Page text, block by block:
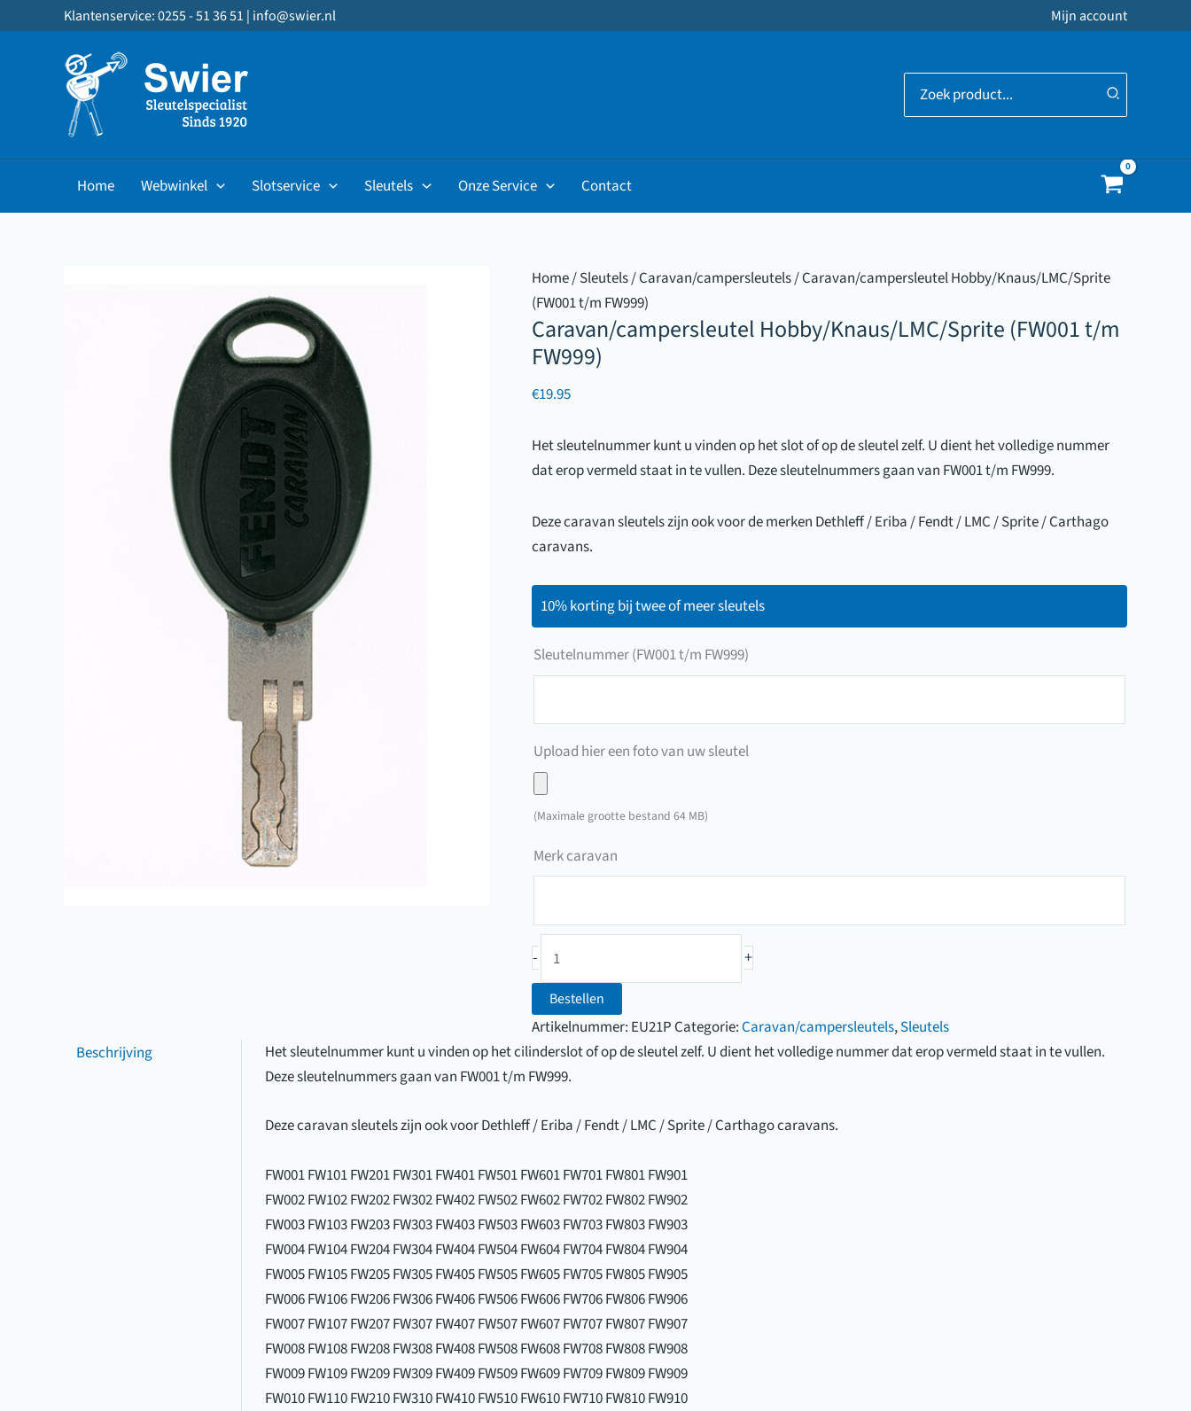
naar
Klantenservice: 0255 - 51 36 51 | info@swier.nl Mijn account
Zoeken
naar:
Home Webwinkel Slotservice Sleutels Onze Service Contact
Home/Sleutels/Caravan/campersleutels/ Caravan/campersleutel Hobby/Knaus/LMC/Sprite
(FW001 t/m FW999)
Caravan/campersleutel Hobby/Knaus/LMC/Sprite (FW001 t/m
FW999)
€19.95
Het sleutelnummer kunt u vinden op het slot of op de sleutel zelf. U dient het volledige nummer
dat erop vermeld staat in te vullen. Deze sleutelnummers gaan van FW001 t/m FW999.
Deze caravan sleutels zijn ook voor de merken Dethleff / Eriba / Fendt / LMC / Sprite / Carthago
caravans.
10% korting bij twee of meer sleutels
Sleutelnummer (FW001 t/m FW999)
FW999)
Upload hier een foto van uw sleutel
hier
foto
van
sleutel
(Maximale grootte bestand 64 MB)
Merk caravan
-
Hobby/Knaus/LMC/Sprite
(FW001
t/m
FW999)
aantal
+
Bestellen
Artikelnummer: EU21P Categorie:Caravan/campersleutels,Sleutels
Beschrijving
Het sleutelnummer kunt u vinden op het cilinderslot of op de sleutel zelf. U dient het volledige nummer dat erop vermeld staat in te vullen.
Deze sleutelnummers gaan van FW001 t/m FW999.
Deze caravan sleutels zijn ook voor Dethleff / Eriba / Fendt / LMC / Sprite / Carthago caravans.
FW001 FW101 FW201 FW301 FW401 FW501 FW601 FW701 FW801 FW901
FW002 FW102 FW202 FW302 FW402 FW502 FW602 FW702 FW802 FW902
FW003 FW103 FW203 FW303 FW403 FW503 FW603 FW703 FW803 FW903
FW004 FW104 FW204 FW304 FW404 FW504 FW604 FW704 FW804 FW904
FW005 FW105 FW205 FW305 FW405 FW505 FW605 FW705 FW805 FW905
FW006 FW106 FW206 FW306 FW406 FW506 FW606 FW706 FW806 FW906
FW007 FW107 FW207 FW307 FW407 FW507 FW607 FW707 FW807 FW907
FW008 FW108 FW208 FW308 FW408 FW508 FW608 FW708 FW808 FW908
FW009 FW109 FW209 FW309 FW409 FW509 FW609 FW709 FW809 FW909
FW010 FW110 FW210 FW310 FW410 FW510 FW610 FW710 FW810 FW910